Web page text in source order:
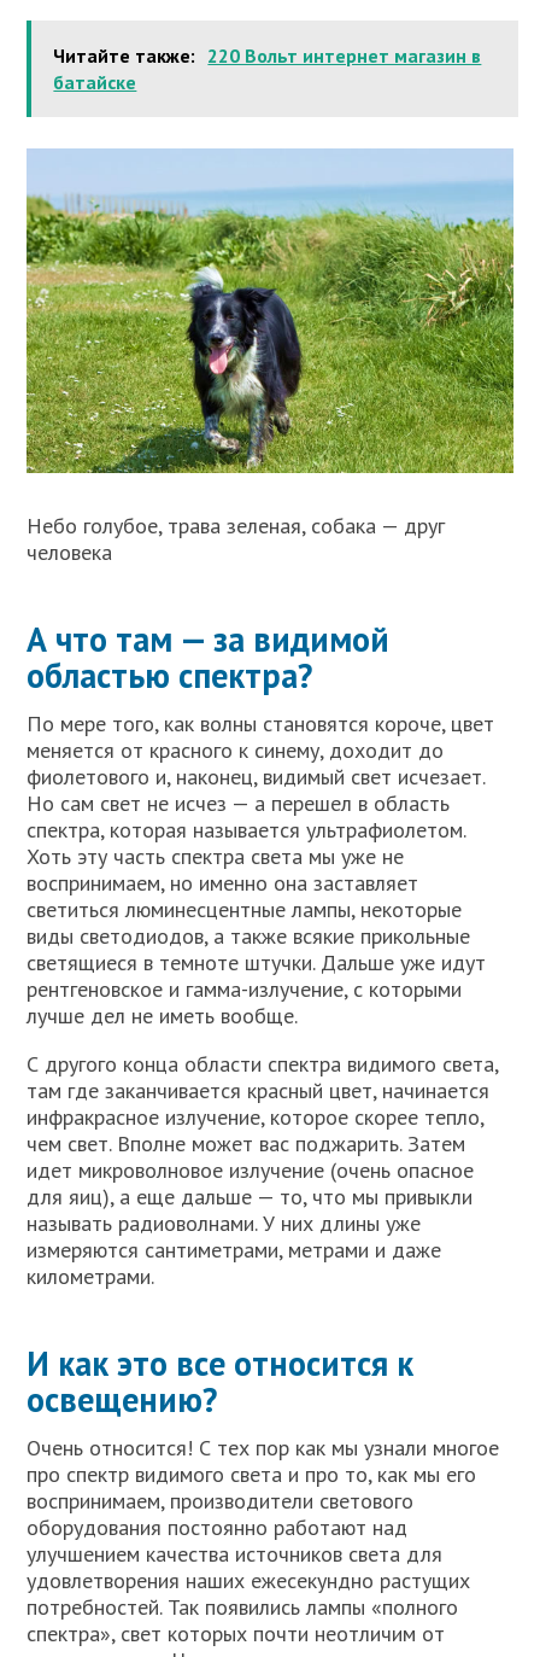
Читайте также: 220 Вольт интернет магазин в
батайске
Небо голубое, трава зеленая, собака — друг
человека
А что там — за видимой
областью спектра?
По мере того, как волны становятся короче, цвет
меняется от красного к синему, доходит до
фиолетового и, наконец, видимый свет исчезает.
Но сам свет не исчез — а перешел в область
спектра, которая называется ультрафиолетом.
Хоть эту часть спектра света мы уже не
воспринимаем, но именно она заставляет
светиться люминесцентные лампы, некоторые
виды светодиодов, а также всякие прикольные
светящиеся в темноте штучки. Дальше уже идут
рентгеновское и гамма-излучение, с которыми
лучше дел не иметь вообще.
С другого конца области спектра видимого света,
там где заканчивается красный цвет, начинается
инфракрасное излучение, которое скорее тепло,
чем свет. Вполне может вас поджарить. Затем
идет микроволновое излучение (очень опасное
для яиц), а еще дальше — то, что мы привыкли
называть радиоволнами. У них длины уже
измеряются сантиметрами, метрами и даже
километрами.
И как это все относится к
освещению?
Очень относится! С тех пор как мы узнали многое
про спектр видимого света и про то, как мы его
воспринимаем, производители светового
оборудования постоянно работают над
улучшением качества источников света для
удовлетворения наших ежесекундно растущих
потребностей. Так появились лампы «полного
спектра», свет которых почти неотличим от